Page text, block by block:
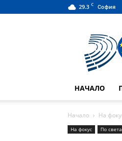
29.3 C София
НАЧАЛО
Начало На
На фокус По света